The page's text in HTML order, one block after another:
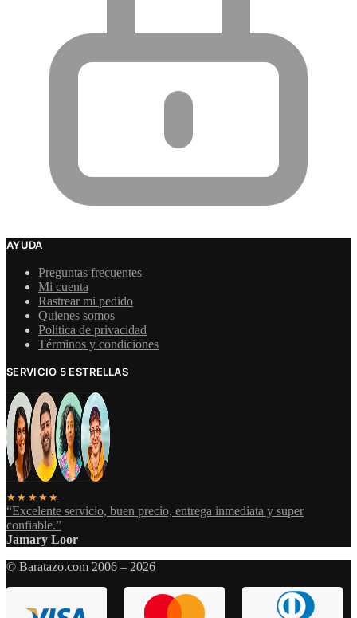
AYUDA
Preguntas frecuentes
Mi cuenta
Rastrear mi pedido
Quienes somos
Política de privacidad
Términos y condiciones
SERVICIO 5 ESTRELLAS
★★★★★
“Excelente servicio, buen precio, entrega inmediata y super
confiable.”
Jamary Loor
© Baratazo.com 2006 – 2026